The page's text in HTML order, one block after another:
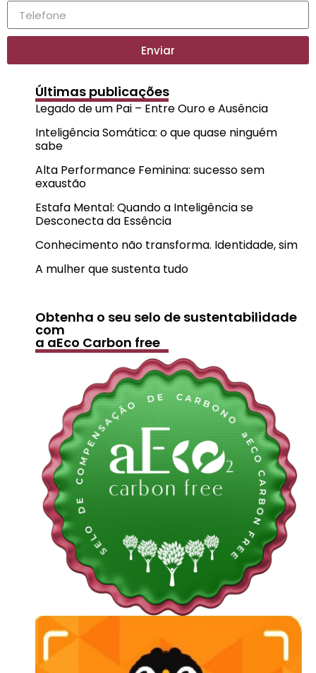
Enviar
Últimas publicações
Legado de um Pai – Entre Ouro e Ausência
Inteligência Somática: o que quase ninguém
sabe
Alta Performance Feminina: sucesso sem
exaustão
Estafa Mental: Quando a Inteligência se
Desconecta da Essência
Conhecimento não transforma. Identidade, sim
A mulher que sustenta tudo
Obtenha o seu selo de sustentabilidade
com
a aEco Carbon free